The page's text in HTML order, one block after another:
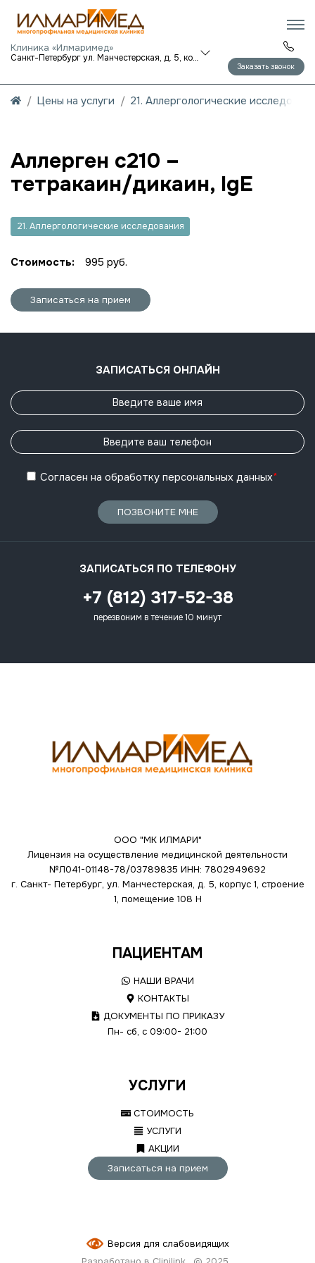
Клиника «Илмаримед»
Санкт-Петербург ул. Манчестерская, д. 5, корп. 1
Заказать звонок
Цены на услуги 21. Аллергологические
Аллерген c210 –
тетракаин/дикаин, IgE
21. Аллергологические исследования
Стоимость: 995 руб.
Записаться на прием
ЗАПИСАТЬСЯ ОНЛАЙН
Согласен на обработку персональных данных*
ПОЗВОНИТЕ МНЕ
ЗАПИСАТЬСЯ ПО ТЕЛЕФОНУ
+7 (812) 317-52-38
перезвоним в течение 10 минут
ООО "МК ИЛМАРИ"
Лицензия на осуществление медицинской деятельности
№Л041-01148-78/03789835 ИНН: 7802949692
г. Санкт- Петербург, ул. Манчестерская, д. 5, корпус 1, строение
1, помещение 108 Н
ПАЦИЕНТАМ
НАШИ ВРАЧИ
КОНТАКТЫ
ДОКУМЕНТЫ ПО ПРИКАЗУ
Пн- сб, с 09:00- 21:00
УСЛУГИ
СТОИМОСТЬ
УСЛУГИ
АКЦИИ
Записаться на прием
Версия для слабовидящих